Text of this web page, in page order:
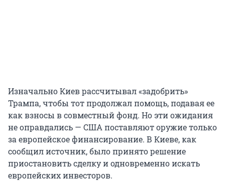
Изначально Киев рассчитывал «задобрить»
Трампа, чтобы тот продолжал помощь, подавая ее
как взносы в совместный фонд. Но эти ожидания
не оправдались — США поставляют оружие только
за европейское финансирование. В Киеве, как
сообщил источник, было принято решение
приостановить сделку и одновременно искать
европейских инвесторов.